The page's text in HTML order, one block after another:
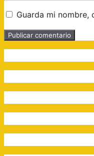
Guarda mi